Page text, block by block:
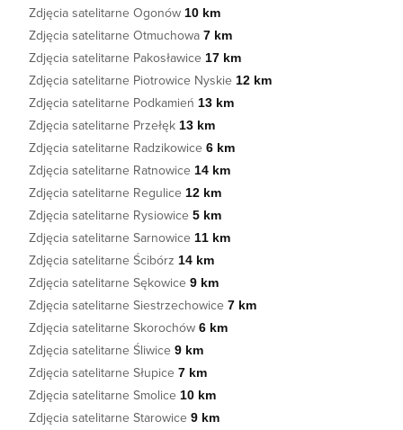
Zdjęcia satelitarne Ogonów 10 km
Zdjęcia satelitarne Otmuchowa 7 km
Zdjęcia satelitarne Pakosławice 17 km
Zdjęcia satelitarne Piotrowice Nyskie 12 km
Zdjęcia satelitarne Podkamień 13 km
Zdjęcia satelitarne Przełęk 13 km
Zdjęcia satelitarne Radzikowice 6 km
Zdjęcia satelitarne Ratnowice 14 km
Zdjęcia satelitarne Regulice 12 km
Zdjęcia satelitarne Rysiowice 5 km
Zdjęcia satelitarne Sarnowice 11 km
Zdjęcia satelitarne Ścibórz 14 km
Zdjęcia satelitarne Sękowice 9 km
Zdjęcia satelitarne Siestrzechowice 7 km
Zdjęcia satelitarne Skorochów 6 km
Zdjęcia satelitarne Śliwice 9 km
Zdjęcia satelitarne Słupice 7 km
Zdjęcia satelitarne Smolice 10 km
Zdjęcia satelitarne Starowice 9 km